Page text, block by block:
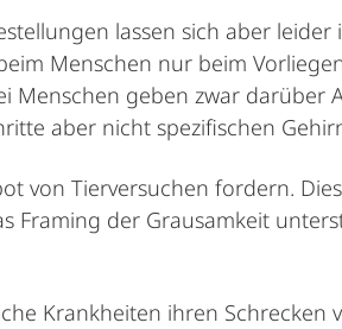
lassen sich aber
Menschen nur beim
Menschen geben zwar
aber nicht spezifischen
von Tierversuchen fordern.
Framing der Grausamkeit
Krankheiten ihren